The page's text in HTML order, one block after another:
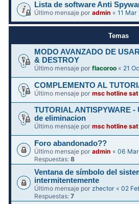
Lista de software Anti
Último mensaje poradmin «11
Temas
MODO AVANZADO DE
& DESTROY
Último mensaje porflacoroo « 21
COMPLEMENTO AL
Último mensaje pormsc hotline sat
TUTORIAL ANTISPYWARE
de eliminacion
Último mensaje pormsc hotline sat
Foro abandonado??
Último mensaje poradmin «06
Respuestas:8
Ventana de símbolo del
intermitentemente
Último mensaje por zhector «02
Respuestas:7